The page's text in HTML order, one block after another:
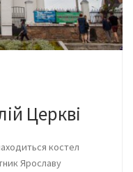
Церкві
костел
Ярославу